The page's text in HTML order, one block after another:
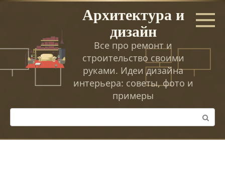
Перейти
Архитектура и
дизайн
Все про ремонт и
строительство своими
руками. Идеи дизайна
интерьера: советы, фото и
примеры
Поиск: